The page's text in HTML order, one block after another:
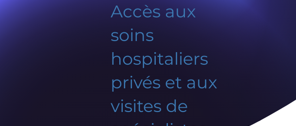
Accès aux
soins
hospitaliers
privés et aux
visites de